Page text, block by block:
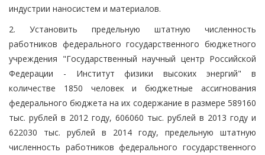
индустрии наносистем и материалов.
2. Установить предельную штатную численность
работников федерального государственного бюджетного
учреждения "Государственный научный центр Российской
Федерации - Институт физики высоких энергий" в
количестве 1850 человек и бюджетные ассигнования
федерального бюджета на их содержание в размере 589160
тыс. рублей в 2012 году, 606060 тыс. рублей в 2013 году и
622030 тыс. рублей в 2014 году, предельную штатную
численность работников федерального государственного